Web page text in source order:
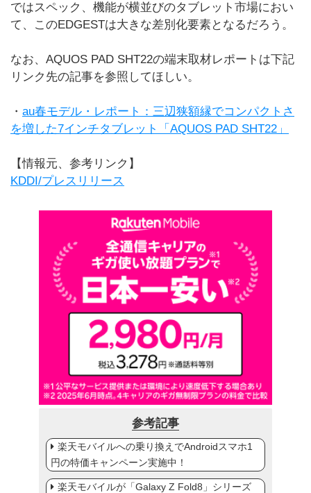
ではスペック、機能が横並びのタブレット市場におい
て、このEDGESTは大きな差別化要素となるだろう。
なお、AQUOS PAD SHT22の端末取材レポートは下記
リンク先の記事を参照してほしい。
・ au春モデル・レポート：三辺狭額縁でコンパクトさ
を増した7インチタブレット「AQUOS PAD SHT22」
【情報元、参考リンク】
KDDI/プレスリリース
参考記事
楽天モバイルへの乗り換えでAndroidスマホ1
円の特価キャンペーン実施中！
楽天モバイルが「Galaxy Z Fold8」シリーズ